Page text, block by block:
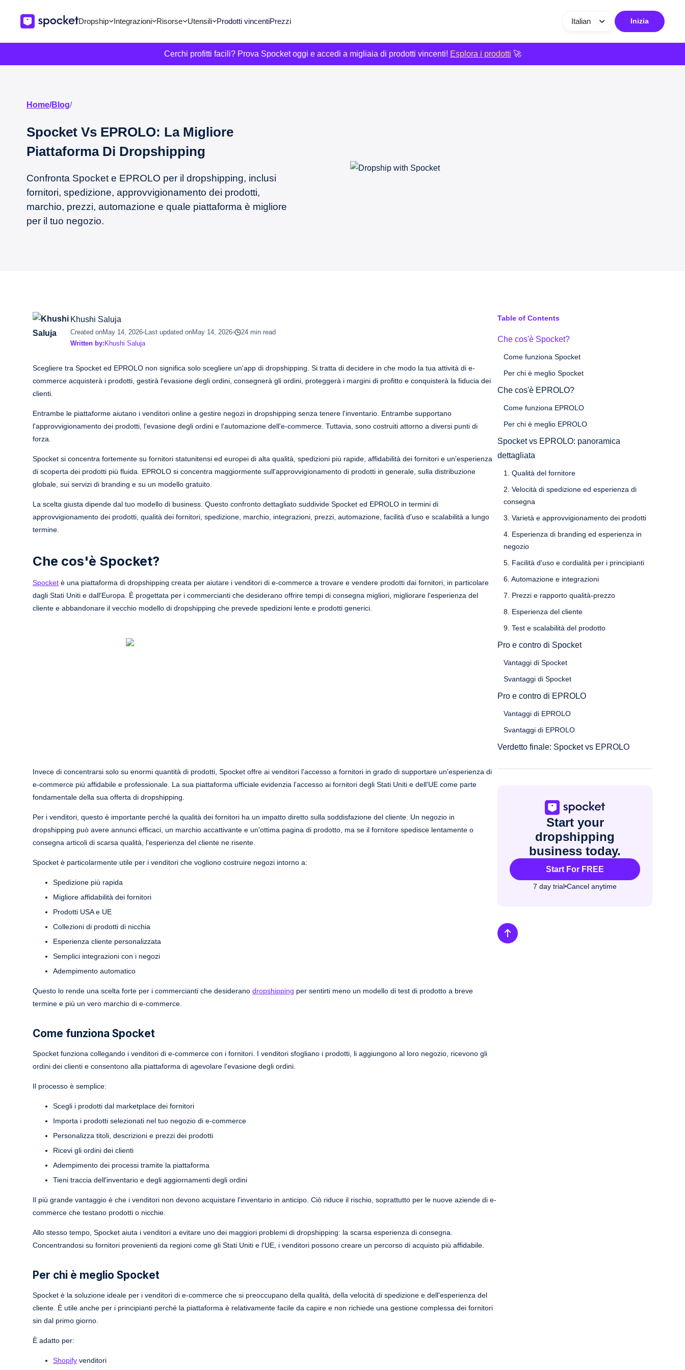
Dropship Integrazioni Risorse Utensili Prodotti vincentiPrezzi Italian Inizia
Cerchi profitti facili? Prova Spocket oggi e accedi a migliaia di prodotti vincenti! Esplora i prodotti 🚀
Home/Blog/
Spocket Vs EPROLO: La Migliore
Piattaforma Di Dropshipping
Confronta Spocket e EPROLO per il dropshipping, inclusi
fornitori, spedizione, approvvigionamento dei prodotti,
marchio, prezzi, automazione e quale piattaforma è migliore
per il tuo negozio.
Khushi Saluja
Created onMay 14, 2026 Last updated onMay 14, 2026
24 min read
Written by: Khushi Saluja
Scegliere tra Spocket ed EPROLO non significa solo scegliere un'app di dropshipping. Si tratta di decidere in che modo la tua attività di e-
commerce acquisterà i prodotti, gestirà l'evasione degli ordini, consegnerà gli ordini, proteggerà i margini di profitto e conquisterà la fiducia dei
clienti.
Entrambe le piattaforme aiutano i venditori online a gestire negozi in dropshipping senza tenere l'inventario. Entrambe supportano
l'approvvigionamento dei prodotti, l'evasione degli ordini e l'automazione dell'e-commerce. Tuttavia, sono costruiti attorno a diversi punti di
forza.
Spocket si concentra fortemente su fornitori statunitensi ed europei di alta qualità, spedizioni più rapide, affidabilità dei fornitori e un'esperienza
di scoperta dei prodotti più fluida. EPROLO si concentra maggiormente sull'approvvigionamento di prodotti in generale, sulla distribuzione
globale, sui servizi di branding e su un modello gratuito.
La scelta giusta dipende dal tuo modello di business. Questo confronto dettagliato suddivide Spocket ed EPROLO in termini di
approvvigionamento dei prodotti, qualità dei fornitori, spedizione, marchio, integrazioni, prezzi, automazione, facilità d'uso e scalabilità a lungo
termine.
Che cos'è Spocket?
Spocket è una piattaforma di dropshipping creata per aiutare i venditori di e-commerce a trovare e vendere prodotti dai fornitori, in particolare
dagli Stati Uniti e dall'Europa. È progettata per i commercianti che desiderano offrire tempi di consegna migliori, migliorare l'esperienza del
cliente e abbandonare il vecchio modello di dropshipping che prevede spedizioni lente e prodotti generici.
Invece di concentrarsi solo su enormi quantità di prodotti, Spocket offre ai venditori l'accesso a fornitori in grado di supportare un'esperienza di
e-commerce più affidabile e professionale. La sua piattaforma ufficiale evidenzia l'accesso ai fornitori degli Stati Uniti e dell'UE come parte
fondamentale della sua offerta di dropshipping.
Per i venditori, questo è importante perché la qualità dei fornitori ha un impatto diretto sulla soddisfazione del cliente. Un negozio in
dropshipping può avere annunci efficaci, un marchio accattivante e un'ottima pagina di prodotto, ma se il fornitore spedisce lentamente o
consegna articoli di scarsa qualità, l'esperienza del cliente ne risente.
Spocket è particolarmente utile per i venditori che vogliono costruire negozi intorno a:
Spedizione più rapida
Migliore affidabilità dei fornitori
Prodotti USA e UE
Collezioni di prodotti di nicchia
Esperienza cliente personalizzata
Semplici integrazioni con i negozi
Adempimento automatico
Questo lo rende una scelta forte per i commercianti che desiderano dropshipping per sentirti meno un modello di test di prodotto a breve
termine e più un vero marchio di e-commerce.
Come funziona Spocket
Spocket funziona collegando i venditori di e-commerce con i fornitori. I venditori sfogliano i prodotti, li aggiungono al loro negozio, ricevono gli
ordini dei clienti e consentono alla piattaforma di agevolare l'evasione degli ordini.
Il processo è semplice:
Scegli i prodotti dal marketplace dei fornitori
Importa i prodotti selezionati nel tuo negozio di e-commerce
Personalizza titoli, descrizioni e prezzi dei prodotti
Ricevi gli ordini dei clienti
Adempimento dei processi tramite la piattaforma
Tieni traccia dell'inventario e degli aggiornamenti degli ordini
Il più grande vantaggio è che i venditori non devono acquistare l'inventario in anticipo. Ciò riduce il rischio, soprattutto per le nuove aziende di e-
commerce che testano prodotti o nicchie.
Allo stesso tempo, Spocket aiuta i venditori a evitare uno dei maggiori problemi di dropshipping: la scarsa esperienza di consegna.
Concentrandosi su fornitori provenienti da regioni come gli Stati Uniti e l'UE, i venditori possono creare un percorso di acquisto più affidabile.
Per chi è meglio Spocket
Spocket è la soluzione ideale per i venditori di e-commerce che si preoccupano della qualità, della velocità di spedizione e dell'esperienza del
cliente. È utile anche per i principianti perché la piattaforma è relativamente facile da capire e non richiede una gestione complessa dei fornitori
sin dal primo giorno.
È adatto per:
Shopify venditori
Table of Contents
Che cos'è Spocket?
Come funziona Spocket
Per chi è meglio Spocket
Che cos'è EPROLO?
Come funziona EPROLO
Per chi è meglio EPROLO
Spocket vs EPROLO: panoramica
dettagliata
1. Qualità del fornitore
2. Velocità di spedizione ed esperienza di
consegna
3. Varietà e approvvigionamento dei prodotti
4. Esperienza di branding ed esperienza in
negozio
5. Facilità d'uso e cordialità per i principianti
6. Automazione e integrazioni
7. Prezzi e rapporto qualità-prezzo
8. Esperienza del cliente
9. Test e scalabilità del prodotto
Pro e contro di Spocket
Vantaggi di Spocket
Svantaggi di Spocket
Pro e contro di EPROLO
Vantaggi di EPROLO
Svantaggi di EPROLO
Verdetto finale: Spocket vs EPROLO
Start your
dropshipping
business today.
Start For FREE
7 day trial Cancel anytime